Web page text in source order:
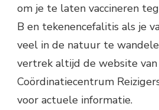
om je te laten vaccineren
B en tekenencefalitis als je
veel in de natuur te
vertrek altijd de website
Coördinatiecentrum
voor actuele informatie.